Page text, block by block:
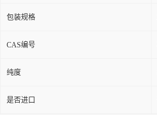
包装规格
CAS编号
纯度
是否进口